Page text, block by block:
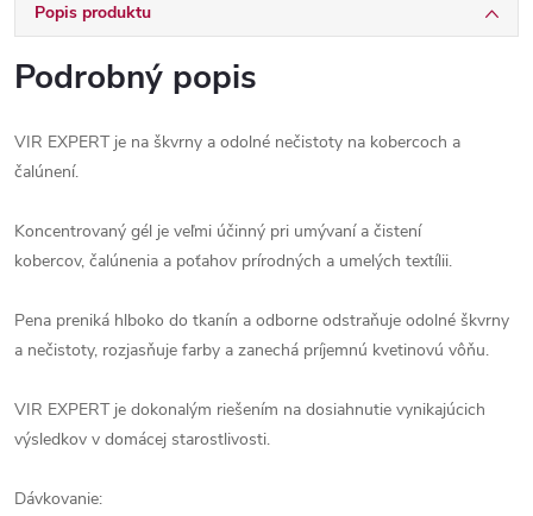
Popis produktu
Podrobný popis
VIR EXPERT je na škvrny a odolné nečistoty na kobercoch a
čalúnení.
Koncentrovaný gél je veľmi účinný pri umývaní a čistení
kobercov, čalúnenia a poťahov prírodných a umelých textílii.
Pena preniká hlboko do tkanín a odborne odstraňuje odolné škvrny
a nečistoty, rozjasňuje farby a zanechá príjemnú kvetinovú vôňu.
VIR EXPERT je dokonalým riešením na dosiahnutie vynikajúcich
výsledkov v domácej starostlivosti.
Dávkovanie: